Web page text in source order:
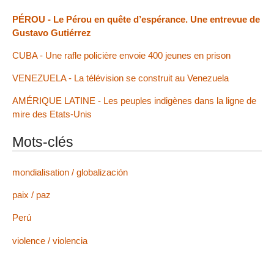
PÉROU - Le Pérou en quête d’espérance. Une entrevue de
Gustavo Gutiérrez
CUBA - Une rafle policière envoie 400 jeunes en prison
VENEZUELA - La télévision se construit au Venezuela
AMÉRIQUE LATINE - Les peuples indigènes dans la ligne de
mire des Etats-Unis
Mots-clés
mondialisation / globalización
paix / paz
Perú
violence / violencia